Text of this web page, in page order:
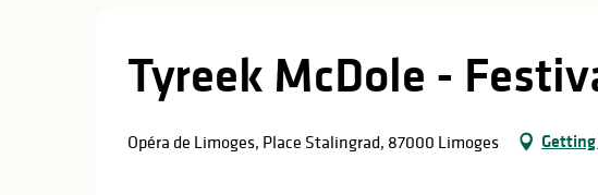
Tyreek McDole -
Opéra de Limoges, Place Stalingrad, 87000 Limoges